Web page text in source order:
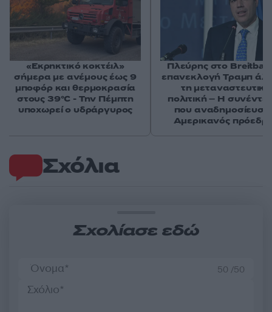
Σχόλια
Σχολίασε εδώ
50 /50
«Εκρηκτικό κοκτέιλ»
σήμερα με ανέμους έως 9
μποφόρ και θερμοκρασία
στους 39°C - Την Πέμπτη
υποχωρεί ο υδράργυρος
Πλεύρης στο
επανεκλογή Τραμπ
τη μεταναστευτική
πολιτική – Η
που αναδημοσίευσε
Αμερικανός